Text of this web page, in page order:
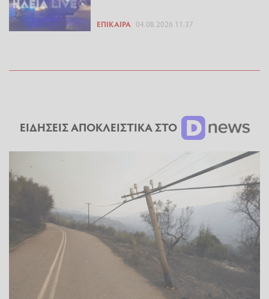
ΕΠΊΚΑΙΡΑ 04.08.2026 11:37
ΕΙΔΗΣΕΙΣ ΑΠΟΚΛΕΙΣΤΙΚΑ ΣΤΟ